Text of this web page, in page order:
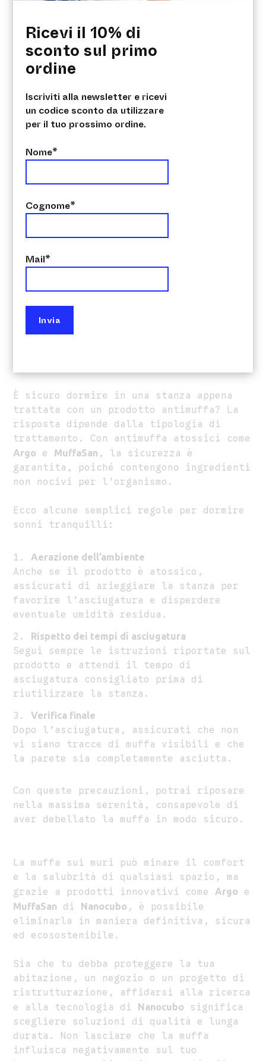
Dormire dopo antimuffa: tutto quello che devi
sapere per la tua sicurezza
È sicuro dormire in una stanza appena
trattata con un prodotto antimuffa? La
risposta dipende dalla tipologia di
trattamento. Con antimuffa atossici come
Argo e MuffaSan , la sicurezza è
garantita, poiché contengono ingredienti
non nocivi per l’organismo.
Ecco alcune semplici regole per dormire
sonni tranquilli:
Aerazione dell’ambiente
Anche se il prodotto è atossico,
assicurati di arieggiare la stanza per
favorire l’asciugatura e disperdere
eventuale umidità residua.
Rispetto dei tempi di asciugatura
Segui sempre le istruzioni riportate sul
prodotto e attendi il tempo di
asciugatura consigliato prima di
riutilizzare la stanza.
Verifica finale
Dopo l’asciugatura, assicurati che non
vi siano tracce di muffa visibili e che
la parete sia completamente asciutta.
Con queste precauzioni, potrai riposare
nella massima serenità, consapevole di
aver debellato la muffa in modo sicuro.
La muffa sui muri può minare il comfort
e la salubrità di qualsiasi spazio, ma
grazie a prodotti innovativi comeArgo e
MuffaSan di Nanocubo , è possibile
eliminarla in maniera definitiva, sicura
ed ecosostenibile.
Sia che tu debba proteggere la tua
abitazione, un negozio o un progetto di
ristrutturazione, affidarsi alla ricerca
e alla tecnologia di
Nanocubo
significa
scegliere soluzioni di qualità e lunga
durata. Non lasciare che la muffa
influisca negativamente sul tuo
Ricevi il 10% di
sconto sul primo
ordine
Iscriviti alla newsletter e ricevi
un codice sconto da utilizzare
per il tuo prossimo ordine.
Nome*
Cognome*
Mail*